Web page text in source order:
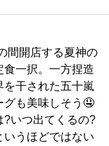
間開店する夏神の
食一択。一方捏造
干された五十嵐
グも美味しそう🤤
?いつ出てくるの?
いうほどではない